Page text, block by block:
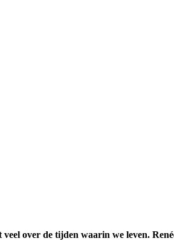
over de tijden waarin we leven.